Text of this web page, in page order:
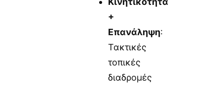
+
Επανάληψη:
Τακτικές
τοπικές
διαδρομές